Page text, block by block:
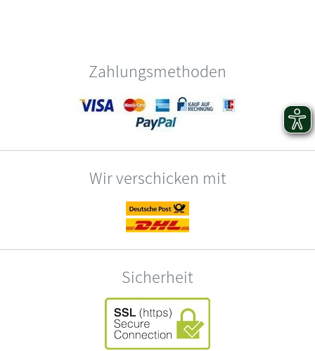
Zahlungsmethoden
Wir verschicken mit
Sicherheit